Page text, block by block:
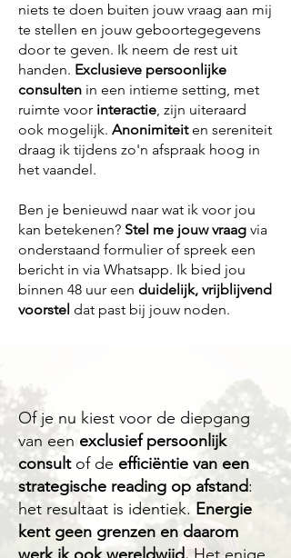
niets te doen buiten jouw vraag aan mij
te stellen en jouw geboortegegevens
door te geven. Ik neem de rest uit
handen. Exclusieve persoonlijke
consulten in een intieme setting, met
ruimte voor interactie, zijn uiteraard
ook mogelijk. Anonimiteiten sereniteit
draag ik tijdens zo'n afspraak hoog in
het vaandel.
Ben je benieuwd naar wat ik voor jou
kan betekenen? Stel me jouw vraag via
onderstaand formulier of spreek een
bericht in via Whatsapp. Ik bied jou
binnen 48 uur een duidelijk, vrijblijvend
voorstel dat past bij jouw noden.
Of je nu kiest voor de diepgang
van een exclusief persoonlijk
consult of de efficiëntie van een
strategische reading op afstand:
het resultaat is identiek. Energie
kent geen grenzen en daarom